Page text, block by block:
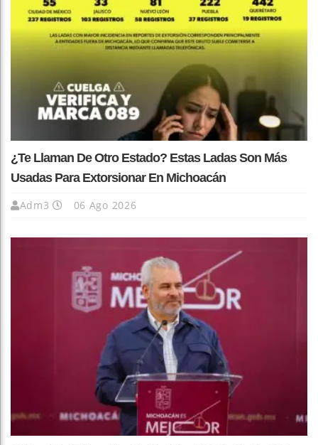
¿Te Llaman De Otro Estado? Estas Ladas Son Más
Usadas Para Extorsionar En Michoacán
Adm3 06 Ago 2026